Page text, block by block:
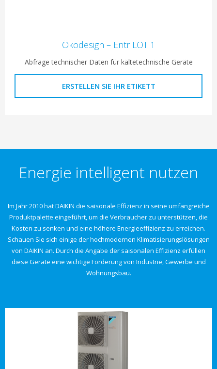
Ökodesign – Entr LOT 1
Abfrage technischer Daten für kältetechnische Geräte
ERSTELLEN SIE IHR ETIKETT
Energie intelligent nutzen
Im Jahr 2010 hat DAIKIN die saisonale Effizienz in seine umfangreiche
Produktpalette eingeführt, um die Verbraucher zu unterstützen, die
Kosten zu senken und eine höhere Energieeffizienz zu erreichen.
Schauen Sie sich einige der hochmodernen Klimatisierungslösungen
von DAIKIN an. Durch die Angabe der saisonalen Effizienz erfüllen
diese Geräte eine wichtige Forderung von Industrie, Gewerbe und
Wohnungsbau.